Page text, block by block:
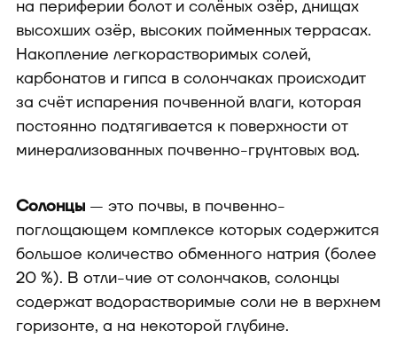
на периферии болот и солёных озёр, днищах
высохших озёр, высоких пойменных террасах.
Накопление легкорастворимых солей,
карбонатов и гипса в солончаках происходит
за счёт испарения почвенной влаги, которая
постоянно подтягивается к поверхности от
минерализованных почвенно-грунтовых вод.
Солонцы — это почвы, в почвенно-
поглощающем комплексе которых содержится
большое количество обменного натрия (более
20 %). В отли-чие от солончаков, солонцы
содержат водорастворимые соли не в верхнем
горизонте, а на некоторой глубине.